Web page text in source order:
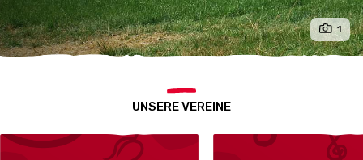
1
UNSERE VEREINE